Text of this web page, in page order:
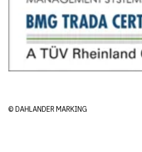
© DAHLANDER MARKING